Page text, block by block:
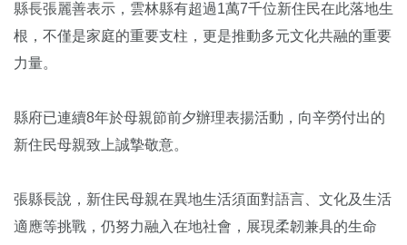
縣長張麗善表示，雲林縣有超過1萬7千位新住民在此落地生
根，不僅是家庭的重要支柱，更是推動多元文化共融的重要
力量。
縣府已連續8年於母親節前夕辦理表揚活動，向辛勞付出的
新住民母親致上誠摯敬意。
張縣長說，新住民母親在異地生活須面對語言、文化及生活
適應等挑戰，仍努力融入在地社會，展現柔韌兼具的生命